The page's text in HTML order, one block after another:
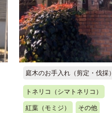
庭木のお手入れ（剪定・伐採）
トネリコ（シマトネリコ）
紅葉（モミジ） その他